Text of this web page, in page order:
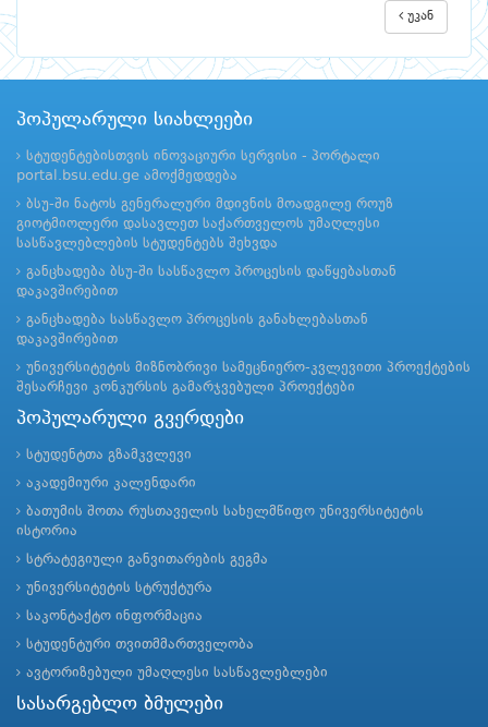
უკან
პოპულარული სიახლეები
სტუდენტებისთვის ინოვაციური სერვისი - პორტალი
portal.bsu.edu.ge ამოქმედდება
ბსუ-ში ნატოს გენერალური მდივნის მოადგილე როუზ
გიოტმიოლერი დასავლეთ საქართველოს უმაღლესი
სასწავლებლების სტუდენტებს შეხვდა
განცხადება ბსუ-ში სასწავლო პროცესის დაწყებასთან
დაკავშირებით
განცხადება სასწავლო პროცესის განახლებასთან
დაკავშირებით
უნივერსიტეტის მიზნობრივი სამეცნიერო-კვლევითი პროექტების
შესარჩევი კონკურსის გამარჯვებული პროექტები
პოპულარული გვერდები
სტუდენტთა გზამკვლევი
აკადემიური კალენდარი
ბათუმის შოთა რუსთაველის სახელმწიფო უნივერსიტეტის
ისტორია
სტრატეგიული განვითარების გეგმა
უნივერსიტეტის სტრუქტურა
საკონტაქტო ინფორმაცია
სტუდენტური თვითმმართველობა
ავტორიზებული უმაღლესი სასწავლებლები
სასარგებლო ბმულები